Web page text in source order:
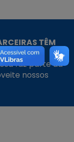
TÊM
faz parte da
nossos